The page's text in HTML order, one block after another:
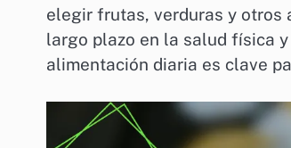
elegir frutas, verduras y otros
largo plazo en la salud física
alimentación diaria es clave